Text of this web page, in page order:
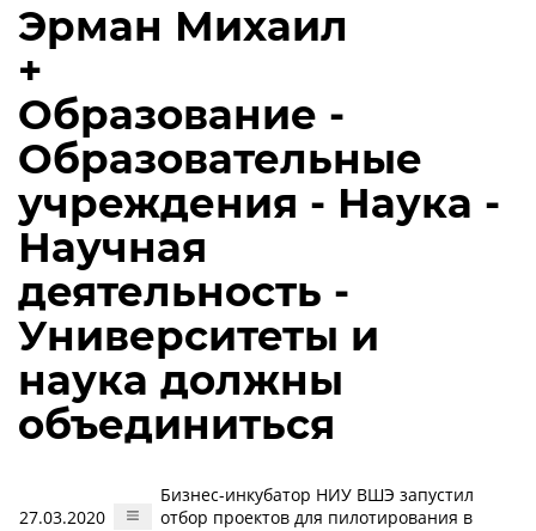
Эрман Михаил
+
Образование -
Образовательные
учреждения - Наука -
Научная
деятельность -
Университеты и
наука должны
объединиться
27.03.2020
Бизнес-инкубатор НИУ ВШЭ запустил
отбор проектов для пилотирования в